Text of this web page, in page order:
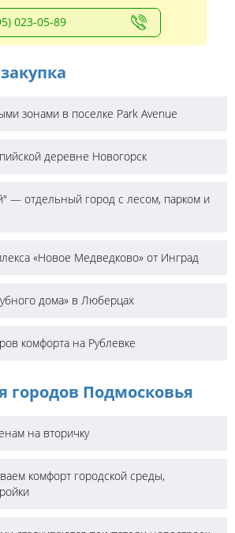
023-05-89
зонами в поселке Park Avenue
деревне Новогорск
— отдельный город с лесом, парком и
«Новое Медведково» от Инград
дома» в Люберцах
комфорта на Рублевке
городов Подмосковья
на вторичку
комфорт городской среды,